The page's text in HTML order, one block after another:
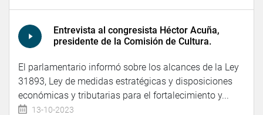
Entrevista al congresista Héctor Acuña,
presidente de la Comisión de Cultura.
El parlamentario informó sobre los alcances de la Ley
31893, Ley de medidas estratégicas y disposiciones
económicas y tributarias para el fortalecimiento y...
13-10-2023